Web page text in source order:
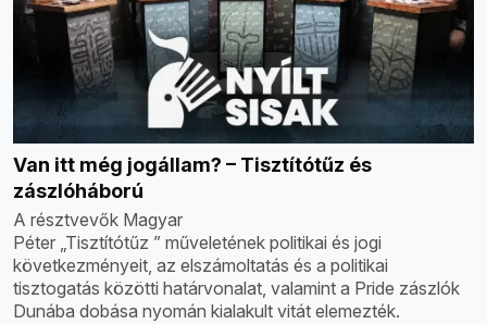
Van itt még jogállam? – Tisztítótűz és
zászlóháború
A résztvevők Magyar
Péter „Tisztítótűz ” műveletének politikai és jogi
következményeit, az elszámoltatás és a politikai
tisztogatás közötti határvonalat, valamint a Pride zászlók
Dunába dobása nyomán kialakult vitát elemezték.